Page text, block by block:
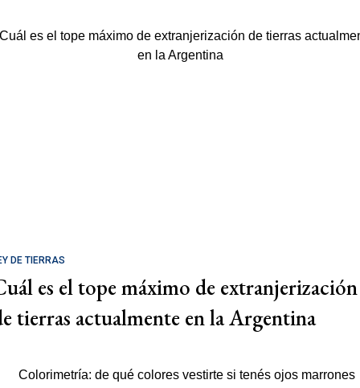
DE TIERRAS
es el tope máximo de extranjerización
tierras actualmente en la Argentina